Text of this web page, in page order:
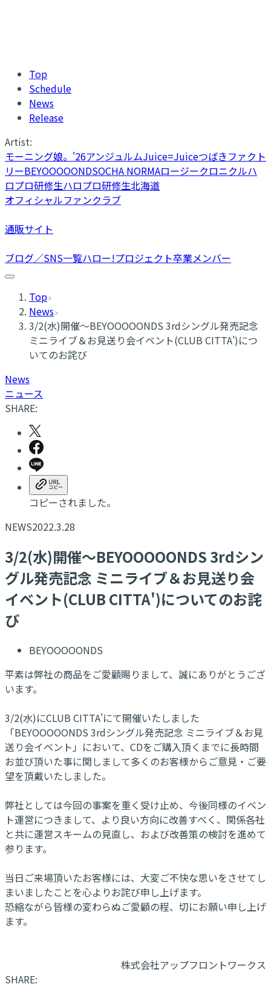
Top
Schedule
News
Release
Artist:
モーニング娘。'26アンジュルムJuice=Juiceつばきファクト
リーBEYOOOOONDSOCHA NORMAロージークロニクルハ
ロプロ研修生ハロプロ研修生北海道
オフィシャルファンクラブ
通販サイト
ブログ／SNS一覧ハロー!プロジェクト卒業メンバー
Top
News
3/2(水)開催～BEYOOOOONDS 3rdシングル発売記念
ミニライブ＆お見送り会イベント(CLUB CITTA')につ
いてのお詫び
News
ニュース
SHARE:
コピーされました。
NEWS2022.3.28
3/2(水)開催～BEYOOOOONDS 3rdシン
グル発売記念 ミニライブ＆お見送り会
イベント(CLUB CITTA')についてのお詫
び
BEYOOOOONDS
平素は弊社の商品をご愛顧賜りまして、誠にありがとうござ
います。
3/2(水)にCLUB CITTA'にて開催いたしました
「BEYOOOOONDS 3rdシングル発売記念 ミニライブ＆お見
送り会イベント」において、CDをご購入頂くまでに長時間
お並び頂いた事に関しまして多くのお客様からご意見・ご要
望を頂戴いたしました。
弊社としては今回の事案を重く受け止め、今後同様のイベン
ト運営につきまして、より良い方向に改善すべく、関係各社
と共に運営スキームの見直し、および改善策の検討を進めて
参ります。
当日ご来場頂いたお客様には、大変ご不快な思いをさせてし
まいましたことを心よりお詫び申し上げます。
恐縮ながら皆様の変わらぬご愛顧の程、切にお願い申し上げ
ます。
株式会社アップフロントワークス
SHARE: